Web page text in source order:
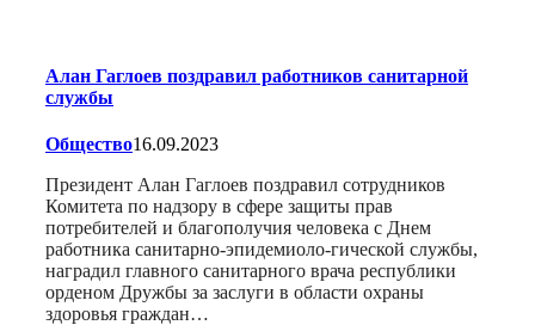
Алан Гаглоев поздравил работников санитарной
службы
Общество16.09.2023
Президент Алан Гаглоев поздравил сотрудников
Комитета по надзору в сфере защиты прав
потребителей и благополучия человека с Днем
работника санитарно-эпидемиоло-гической службы,
наградил главного санитарного врача республики
орденом Дружбы за заслуги в области охраны
здоровья граждан…